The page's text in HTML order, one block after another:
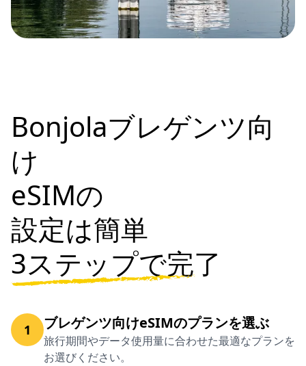
Bonjolaブレゲンツ向
け
eSIMの
設定は簡単
3ステップで完了
1 ブレゲンツ向けeSIMのプランを選ぶ
旅行期間やデータ使用量に合わせた最適なプランを
お選びください。